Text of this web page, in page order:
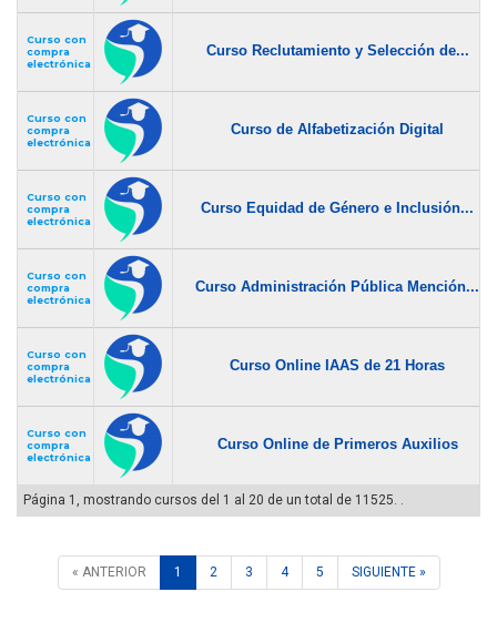
Curso con
compra
electrónica
Curso Reclutamiento y Selección de...
Curso con
compra
electrónica
Curso de Alfabetización Digital
Curso con
compra
electrónica
Curso Equidad de Género e Inclusión...
Curso con
compra
electrónica
Curso Administración Pública Mención...
Curso con
compra
electrónica
Curso Online IAAS de 21 Horas
Curso con
compra
electrónica
Curso Online de Primeros Auxilios
Página 1, mostrando cursos del 1 al 20 de un total de 11525. .
« ANTERIOR 1 2 3 4 5 SIGUIENTE »